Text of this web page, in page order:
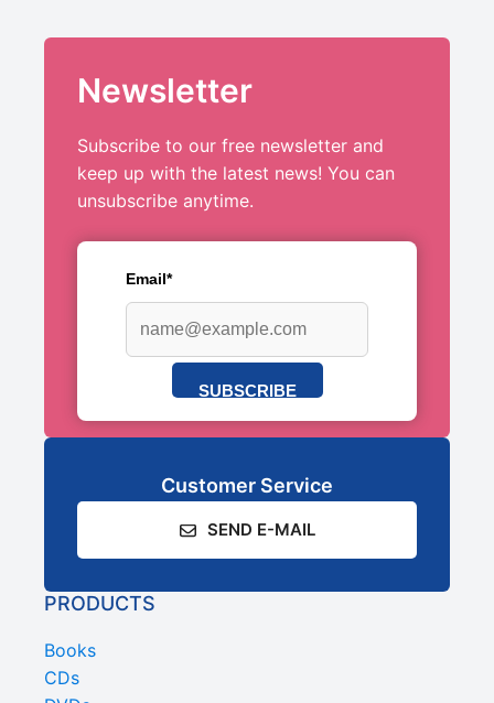
Newsletter
Subscribe to our free newsletter and
keep up with the latest news! You can
unsubscribe anytime.
Email*
SUBSCRIBE
Customer Service
SEND E-MAIL
PRODUCTS
Books
CDs